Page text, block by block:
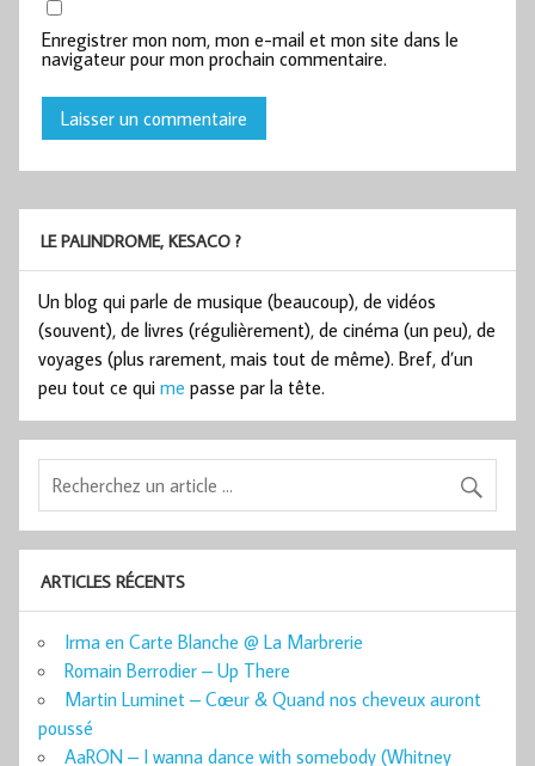
Enregistrer mon nom, mon e-mail et mon site dans le
navigateur pour mon prochain commentaire.
LE PALINDROME, KESACO ?
Un blog qui parle de musique (beaucoup), de vidéos
(souvent), de livres (régulièrement), de cinéma (un peu), de
voyages (plus rarement, mais tout de même). Bref, d’un
peu tout ce qui me passe par la tête.
ARTICLES RÉCENTS
Irma en Carte Blanche @ La Marbrerie
Romain Berrodier – Up There
Martin Luminet – Cœur & Quand nos cheveux auront
poussé
AaRON – I wanna dance with somebody (Whitney